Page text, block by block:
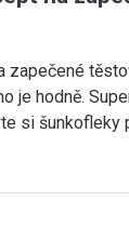
zapečené
je hodně.
si šunkofleky